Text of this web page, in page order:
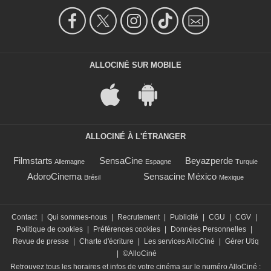
ALLOCINÉ SUR MOBILE
ALLOCINÉ À L'ÉTRANGER
Filmstarts Allemagne SensaCine Espagne Beyazperde Turquie
AdoroCinema Brésil Sensacine México Mexique
Contact | Qui sommes-nous | Recrutement | Publicité | CGU | CGV |
Politique de cookies | Préférences cookies | Données Personnelles |
Revue de presse
| Charte d'écriture | Les services AlloCiné | Gérer Utiq
| ©AlloCiné
Retrouvez tous les horaires et infos de votre cinéma sur le numéro AlloCiné :